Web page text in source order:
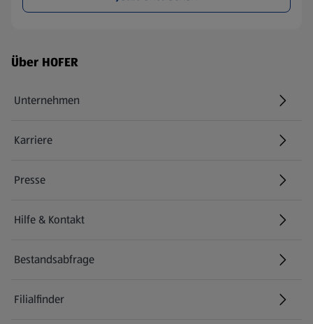
Fußzeilenmenü - weitere Links
Über HOFER
Unternehmen
Karriere
(öffnet in einem neuen Tab)
Presse
Hilfe & Kontakt
(öffnet in einem neuen Tab)
Bestandsabfrage
(öffnet in einem neuen Tab)
Filialfinder